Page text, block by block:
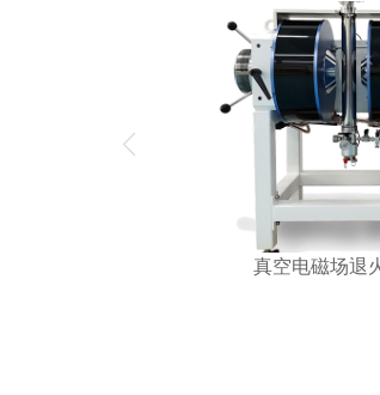
真空电磁场退